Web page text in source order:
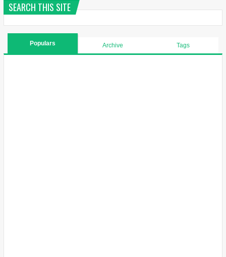
SEARCH THIS SITE
Populars Archive Tags